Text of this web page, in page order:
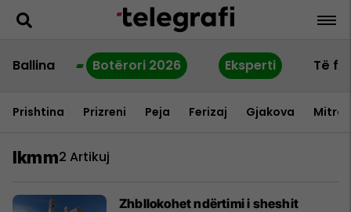
Ballina Botërori 2026 Eksperti Të
Prishtina Prizreni Peja Ferizaj Gjakova
Ikmm2 Artikuj
Zhbllokohet ndërtimi i sheshit